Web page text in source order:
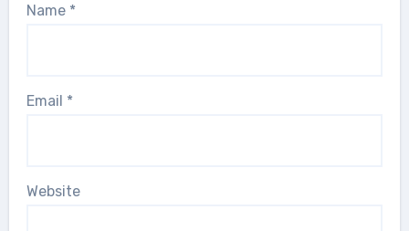
Name *
Email *
Website